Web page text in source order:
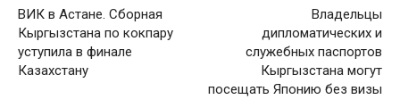
ВИК в Астане. Сборная
Кыргызстана по кокпару
уступила в финале
Казахстану
Владельцы
дипломатических и
служебных паспортов
Кыргызстана могут
посещать Японию без визы